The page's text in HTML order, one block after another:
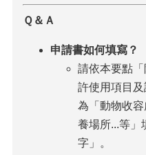
Ｑ＆Ａ
申請書如何填寫？
請依本要點
許使用項目
為「動物收
養場所...等」
字」。